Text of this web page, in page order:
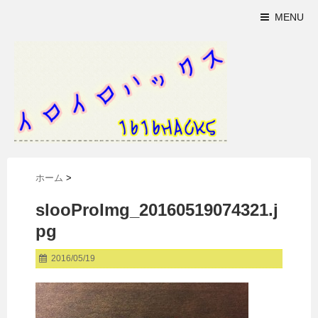
MENU
ホーム >
slooProImg_20160519074321.j
pg
2016/05/19